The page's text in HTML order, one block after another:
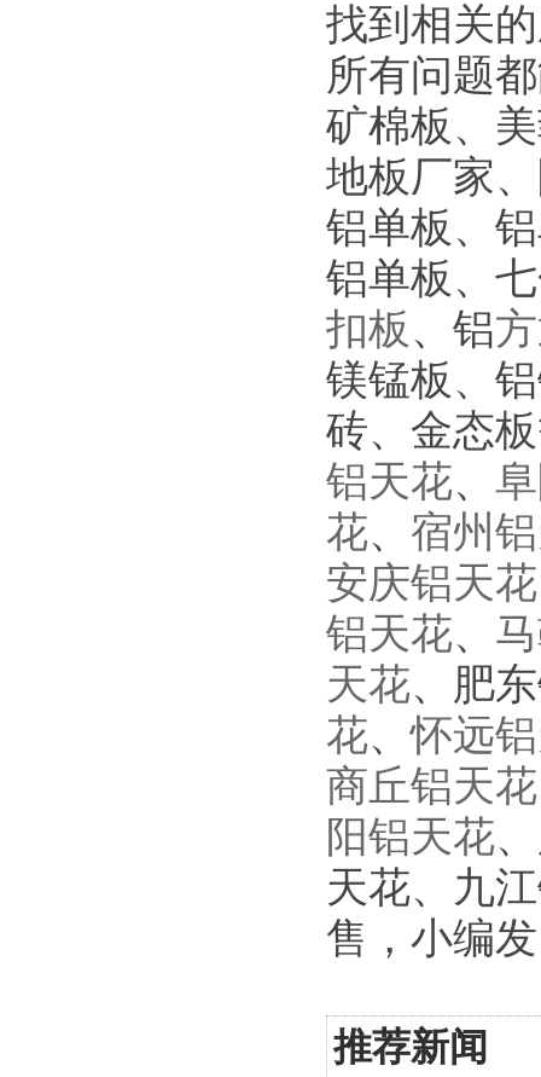
找到相关
所有问题
矿棉板、
地板厂家
铝单板、
铝单板、
扣板、铝
镁锰板、
砖、金态
铝天花、
花、 宿州
安庆铝天花
铝天花、
天花、肥
花、怀远
商丘铝天花
阳铝天花
天花、九
售，小编
推荐新闻